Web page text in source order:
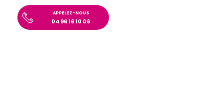
APPELEZ-NOUS
04 96 16 10 06